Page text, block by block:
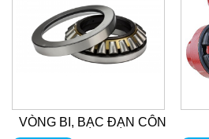
VÒNG BI, BẠC ĐẠN CÔN